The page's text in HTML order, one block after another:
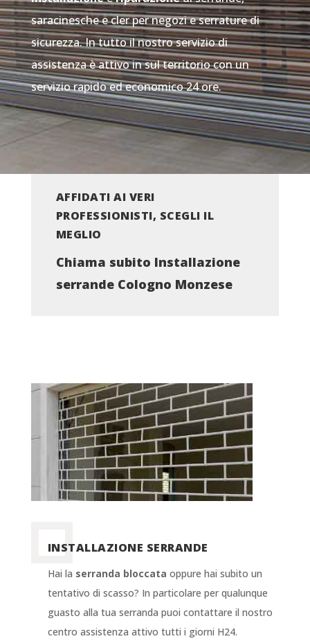
saracinesche e cler per negozi e serrature di
sicurezza. In tutto il nostro servizio di
assistenza è attivo in sul territorio con un
servizio rapido ed economico 24 ore.
AFFIDATI AI VERI
PROFESSIONISTI, SCEGLI IL
MEGLIO
Chiama subito Installazione
serrande Cologno Monzese
INSTALLAZIONE SERRANDE
Hai la serranda bloccata oppure hai subito un
tentativo di scasso? In particolare per qualunque
guasto alla tua serranda puoi contattare il nostro
centro assistenza attivo tutti i giorni H24.